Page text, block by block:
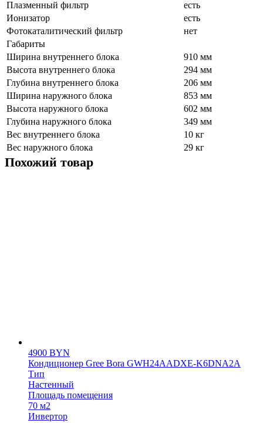
Плазменный фильтр
есть
Ионизатор
есть
Фотокаталитический фильтр
нет
Габариты
Ширина внутреннего блока
910 мм
Высота внутреннего блока
294 мм
Глубина внутреннего блока
206 мм
Ширина наружного блока
853 мм
Высота наружного блока
602 мм
Глубина наружного блока
349 мм
Вес внутреннего блока
10 кг
Вес наружного блока
29 кг
Похожий товар
4900 BYN
Кондиционер Gree Bora GWH24ААDХE-K6DNA2A
Тип
Настенный
Площадь помещения
70 м2
Инвертор